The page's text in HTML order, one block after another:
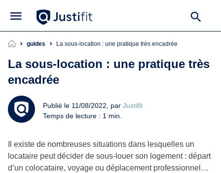
guides La sous-location : une pratique très encadrée
La sous-location : une pratique très
encadrée
Publié le 11/08/2022, par Justifit
Temps de lecture : 1 min.
Il existe de nombreuses situations dans lesquelles un
locataire peut décider de sous-louer son logement : départ
d’un colocataire, voyage ou déplacement professionnel…